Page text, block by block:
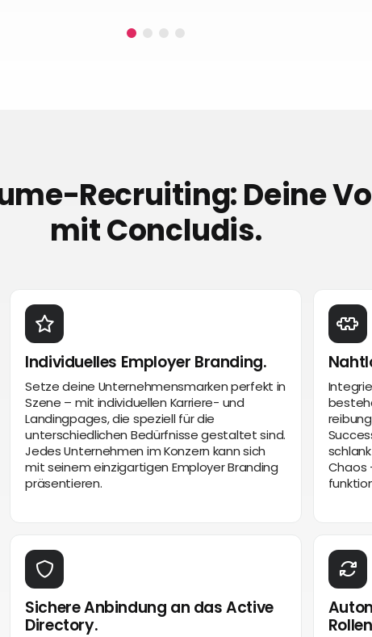
Recruiting: Deine
mit Concludis.
Individuelles Employer Branding.
Setze deine Unternehmensmarken perfekt in
Szene – mit individuellen Karriere- und
Landingpages, die speziell für die
unterschiedlichen Bedürfnisse gestaltet sind.
Jedes Unternehmen im Konzern kann sich
mit seinem einzigartigen Employer Branding
präsentieren.
Chaos
Sichere Anbindung an das Active
Directory.